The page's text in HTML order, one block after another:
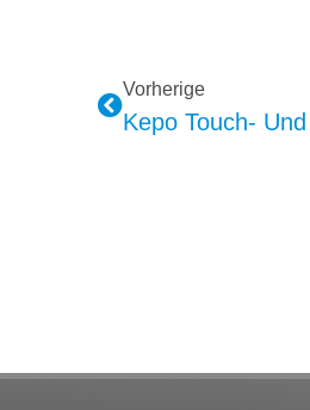
Vorherige
Kepo Touch-